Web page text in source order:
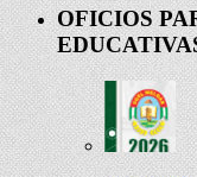
OFICIOS